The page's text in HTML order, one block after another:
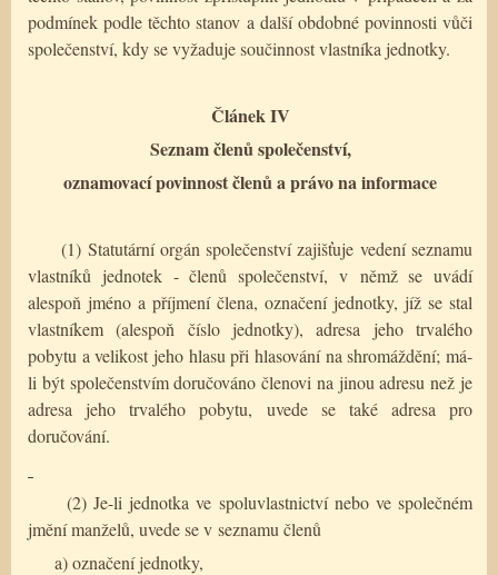
podmínek podle těchto stanov a další obdobné povinnosti vůči
společenství, kdy se vyžaduje součinnost vlastníka jednotky.
Článek IV
Seznam členů společenství,
oznamovací povinnost členů a právo na informace
(1) Statutární orgán společenství zajišťuje vedení seznamu
vlastníků jednotek - členů společenství, v němž se uvádí
alespoň jméno a příjmení člena, označení jednotky, jíž se stal
vlastníkem (alespoň číslo jednotky), adresa jeho trvalého
pobytu a velikost jeho hlasu při hlasování na shromáždění; má-
li být společenstvím doručováno členovi na jinou adresu než je
adresa jeho trvalého pobytu, uvede se také adresa pro
doručování.
(2) Je-li jednotka ve spoluvlastnictví nebo ve společném
jmění manželů, uvede se v seznamu členů
a) označení jednotky,